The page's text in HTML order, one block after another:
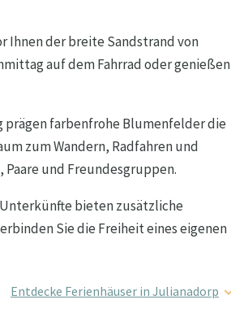
Ihnen der breite Sandstrand von
auf dem Fahrrad oder genießen
prägen farbenfrohe Blumenfelder die
zum Wandern, Radfahren und
und Freundesgruppen.
bieten zusätzliche
Sie die Freiheit eines eigenen
Entdecke Ferienhäuser in Julianadorp